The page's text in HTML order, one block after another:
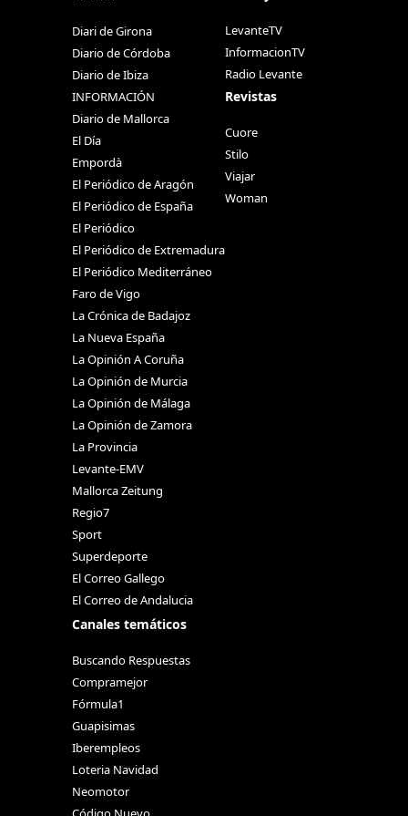
Diari de Girona
Diario de Córdoba
Diario de Ibiza
INFORMACIÓN
Diario de Mallorca
El Día
Empordà
El Periódico de Aragón
El Periódico de España
El Periódico
El Periódico de Extremadura
El Periódico Mediterráneo
Faro de Vigo
La Crónica de Badajoz
La Nueva España
La Opinión A Coruña
La Opinión de Murcia
La Opinión de Málaga
La Opinión de Zamora
La Provincia
Levante-EMV
Mallorca Zeitung
Regio7
Sport
Superdeporte
El Correo Gallego
El Correo de Andalucia
Canales temáticos
Buscando Respuestas
Compramejor
Fórmula1
Guapisimas
Iberempleos
Loteria Navidad
Neomotor
LevanteTV
InformacionTV
Radio Levante
Revistas
Cuore
Stilo
Viajar
Woman